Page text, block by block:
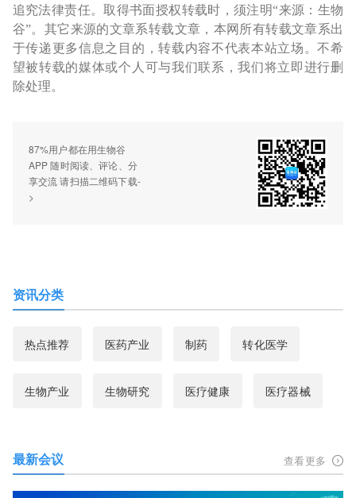
追究法律责任。取得书面授权转载时，须注明“来源：生物
谷”。其它来源的文章系转载文章，本网所有转载文章系出
于传递更多信息之目的，转载内容不代表本站立场。不希
望被转载的媒体或个人可与我们联系，我们将立即进行删
除处理。
87%用户都在用生物谷
APP 随时阅读、评论、分
享交流 请扫描二维码下载-
>
资讯分类
热点推荐 医药产业 制药 转化医学
生物产业 生物研究 医疗健康 医疗器械
最新会议 查看更多